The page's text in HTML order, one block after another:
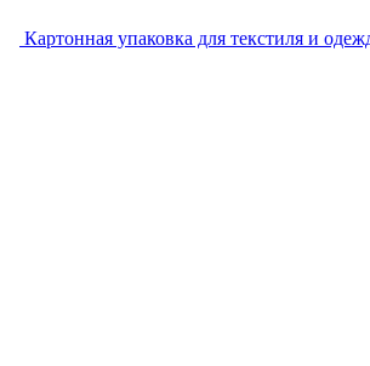
Картонная упаковка для текстиля и